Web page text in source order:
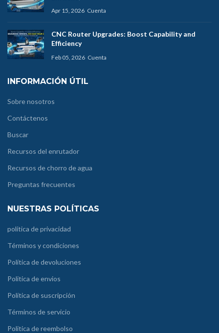
Apr 15, 2026 Cuenta
CNC Router Upgrades: Boost Capability and
Efficiency
Feb 05, 2026 Cuenta
INFORMACIÓN ÚTIL
Sobre nosotros
Contáctenos
Buscar
Recursos del enrutador
Recursos de chorro de agua
Preguntas frecuentes
NUESTRAS POLÍTICAS
política de privacidad
Términos y condiciones
Política de devoluciones
Politica de envios
Política de suscripción
Términos de servicio
Politica de reembolso